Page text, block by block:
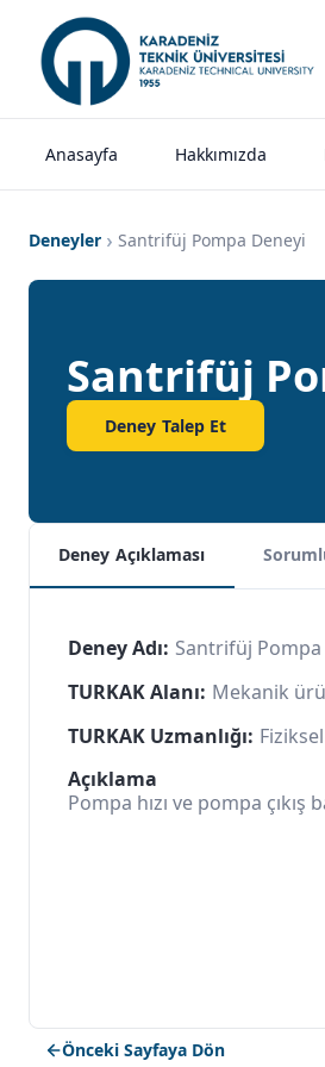
Anasayfa Hakkımızda
Deneyler Santrifüj Pompa Deneyi
Santrifüj
Deney Talep Et
Deney Açıklaması
Deney Adı: Santrifüj Pompa
TURKAK Alanı: Mekanik
TURKAK Uzmanlığı:
Açıklama
Pompa hızı ve pompa
Önceki Sayfaya Dön